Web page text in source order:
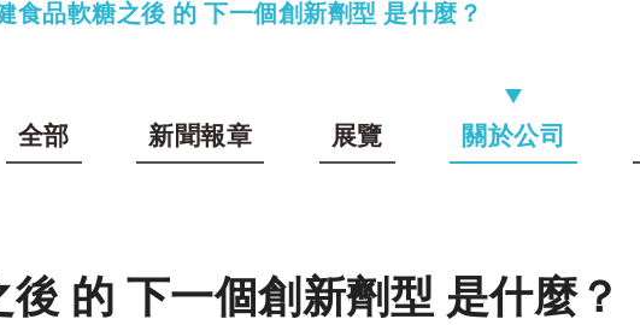
食品軟糖之後 的 下一個創新劑型 是什麼？
全部 新聞報章 展覽 關於公司
的 下一個創新劑型 是什麼？